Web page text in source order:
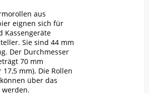
aus
eignen sich für
Kassengeräte
Sie sind 44 mm
Der Durchmesser
70 mm
mm). Die Rollen
über das